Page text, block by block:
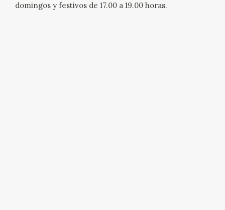
domingos y festivos de 17.00 a 19.00 horas.